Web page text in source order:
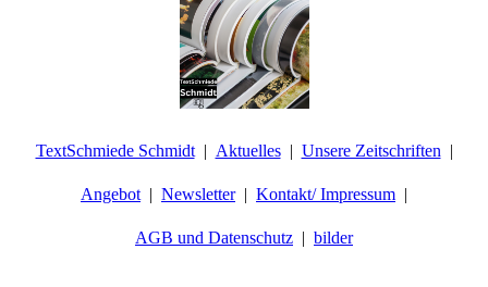
TextSchmiede Schmidt Aktuelles Unsere Zeitschriften
Angebot Newsletter Kontakt/ Impressum
AGB und Datenschutz bilder